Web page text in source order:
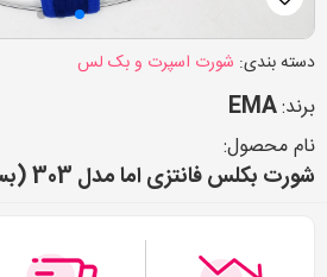
دسته بندی: شورت اسپرت و بک لس
برند:EMA
نام محصول:
شورت بکلس فانتزی اما مدل 303 (بسته 9 عددی)